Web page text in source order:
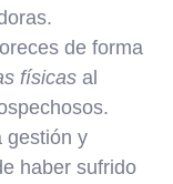
de forma
físicas al
gestión y
haber sufrido